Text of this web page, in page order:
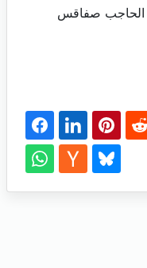
طريق المطار كلم 9 الحاجب صفاقس